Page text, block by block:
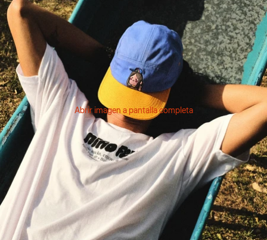
Abrir imagen a pantalla completa